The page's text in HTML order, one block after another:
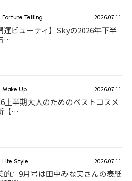
Fortune Telling 2026.07.11
運ビューティ】Skyの2026年下半
…
Make Up 2026.07.11
上半期大人のためのベストコスメ
【…
Life Style 2026.07.11
的』9月号は田中みな実さんの表紙